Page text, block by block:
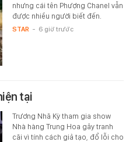
nhưng cái tên Phượng Chanel vẫn
được nhiều người biết đến.
STAR - 6 giờ trước
tại
Trương Nhã Kỳ tham gia show
Nhà hàng Trung Hoa gây tranh
cãi vì tính cách giả tạo, đổ lỗi cho